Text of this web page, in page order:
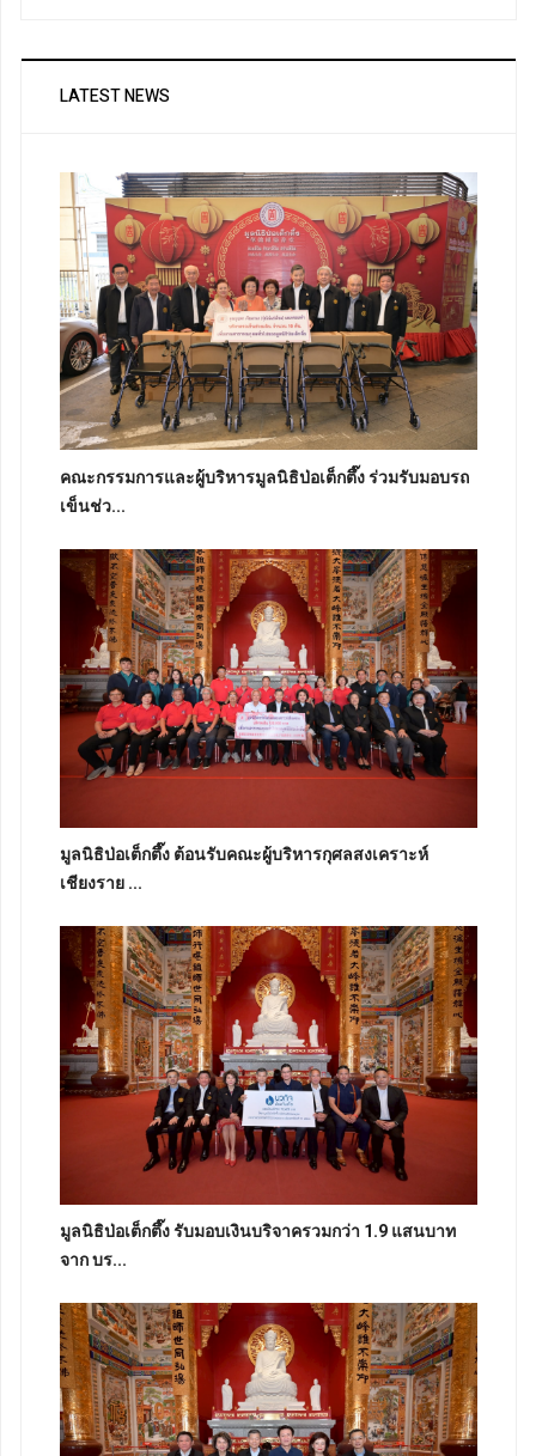
LATEST NEWS
คณะกรรมการและผู้บริหารมูลนิธิป่อเต็กตึ๊ง ร่วมรับมอบรถ
เข็นช่ว...
มูลนิธิป่อเต็กตึ๊ง ต้อนรับคณะผู้บริหารกุศลสงเคราะห์
เชียงราย ...
มูลนิธิป่อเต็กตึ๊ง รับมอบเงินบริจาครวมกว่า 1.9 แสนบาท
จาก บร...